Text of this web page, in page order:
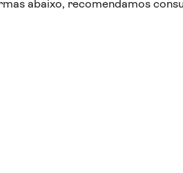
abaixo, recomendamos